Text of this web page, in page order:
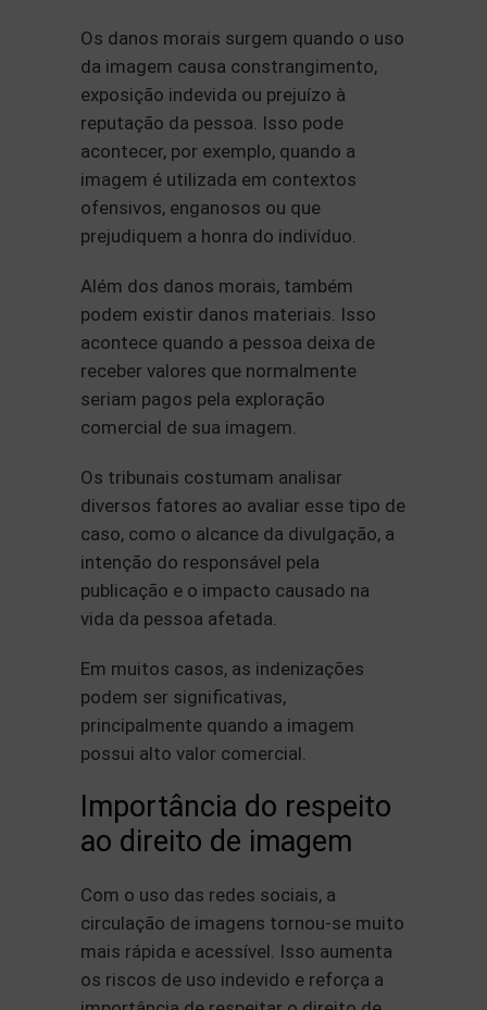
Os danos morais surgem quando o uso
da imagem causa constrangimento,
exposição indevida ou prejuízo à
reputação da pessoa. Isso pode
acontecer, por exemplo, quando a
imagem é utilizada em contextos
ofensivos, enganosos ou que
prejudiquem a honra do indivíduo.
Além dos danos morais, também
podem existir danos materiais. Isso
acontece quando a pessoa deixa de
receber valores que normalmente
seriam pagos pela exploração
comercial de sua imagem.
Os tribunais costumam analisar
diversos fatores ao avaliar esse tipo de
caso, como o alcance da divulgação, a
intenção do responsável pela
publicação e o impacto causado na
vida da pessoa afetada.
Em muitos casos, as indenizações
podem ser significativas,
principalmente quando a imagem
possui alto valor comercial.
Importância do respeito
ao direito de imagem
Com o uso das redes sociais, a
circulação de imagens tornou-se muito
mais rápida e acessível. Isso aumenta
os riscos de uso indevido e reforça a